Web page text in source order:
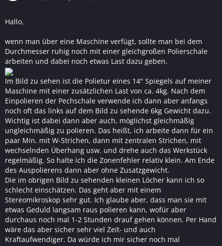
Hallo,
wenn man über eine Maschine verfügt, sollte man bei dem
Durchmesser ruhig noch mit einer gleichgroßen Polierschale
arbeiten und dabei noch etwas Last dazu geben.
Im Bild zu sehen ist die Polietur eines 14" Spiegels auf meiner
Maschine mit einer zusätzlichen Last von ca. 4kg. Nach dem
Einpolieren der Pechschale verwende ich dann aber anfangs
noch oft das links auf dem Bild zu sehende 6kg Gewicht dazu.
Wichtig ist dabei dann aber auch, möglichst gleichmäßig
ungleichmäßig zu polieren. Das heißt, ich arbeite dann für ein
paar Min. mit W-Strichen, dann mit zentralen Strichen, mit
wechselnden Überhang usw. und drehe auch das Werkstück
regelmäßig. So halte ich die Zonenfehler relativ klein. Am Ende
des Auspolierens dann aber ohne Zusatzgewicht.
Die im obrigen Bild zu sehenden kleinen Löcher kann ich so
schlecht einschätzen. Das geht aber mit einem
Stereomikroskop sehr gut. Ich glaube aber, dass man sie mit
etwas Geduld langsam raus polieren kann, wofür aber
durchaus noch mal 1-2 Stunden drauf gehen können. Per Hand
wäre das aber sicher sehr viel Zeit- und auch
Kraftaufwendiger. Da würde ich mir sicher noch mal